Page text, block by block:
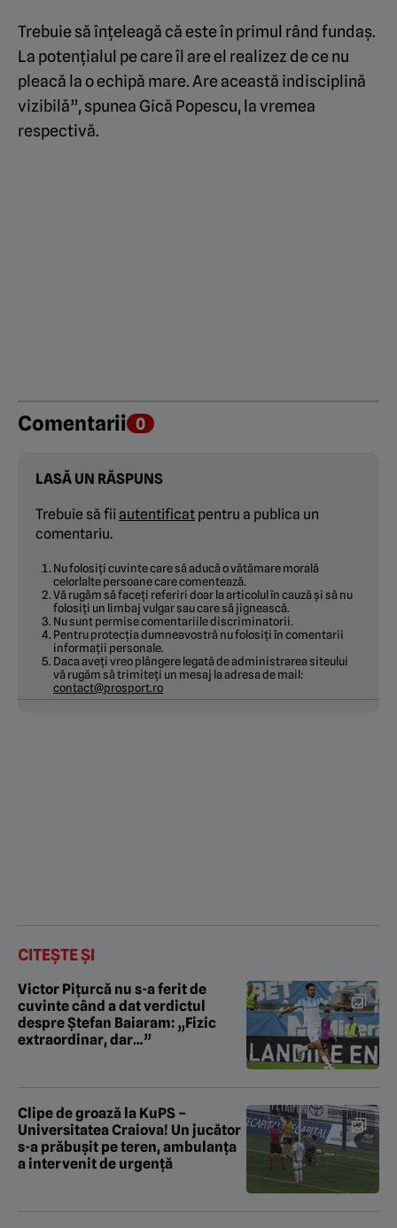
Trebuie să înțeleagă că este în primul rând fundaș.
La potențialul pe care îl are el realizez de ce nu
pleacă la o echipă mare. Are această indisciplină
vizibilă”, spunea Gică Popescu, la vremea
respectivă.
Comentarii 0
LASĂ UN RĂSPUNS
Trebuie să fii autentificat pentru a publica un
comentariu.
Nu folosiți cuvinte care să aducă o vătămare morală
celorlalte persoane care comentează.
Vă rugăm să faceți referiri doar la articolul în cauză și să nu
folosiți un limbaj vulgar sau care să jignească.
Nu sunt permise comentariile discriminatorii.
Pentru protecția dumneavostră nu folosiți în comentarii
informații personale.
Daca aveți vreo plângere legată de administrarea siteului
vă rugăm să trimiteți un mesaj la adresa de mail:
contact@prosport.ro
CITEȘTE ȘI
Victor Pițurcă nu s-a ferit de
cuvinte când a dat verdictul
despre Ștefan Baiaram: „Fizic
extraordinar, dar…”
Clipe de groază la KuPS –
Universitatea Craiova! Un jucător
s-a prăbușit pe teren, ambulanța
a intervenit de urgență